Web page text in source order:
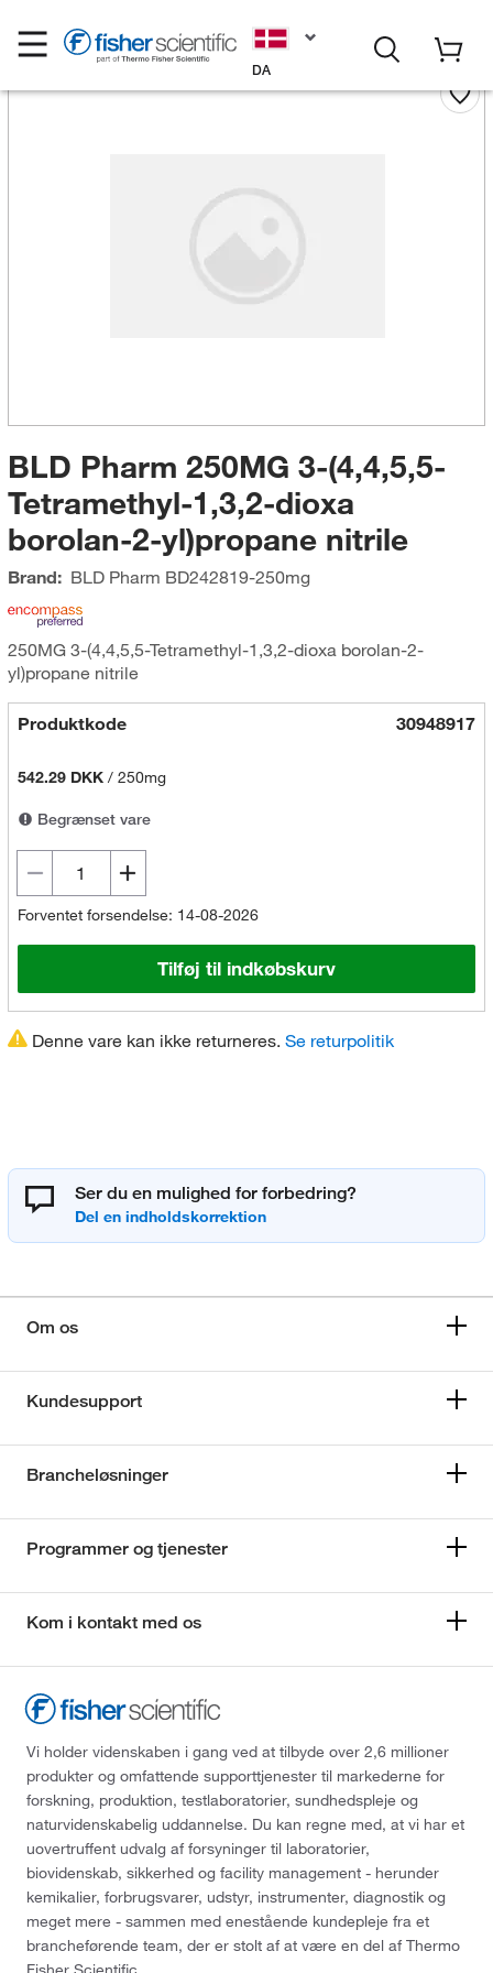
DA
BLD Pharm 250MG 3-(4,4,5,5-
Tetramethyl-1,3,2-dioxa
borolan-2-yl)propane nitrile
Brand: BLD Pharm BD242819-250mg
250MG 3-(4,4,5,5-Tetramethyl-1,3,2-dioxa borolan-2-
yl)propane nitrile
Produktkode 30948917
542.29 DKK/ 250mg
Begrænset vare
Forventet forsendelse: 14-08-2026
Tilføj til indkøbskurv
Denne vare kan ikke returneres. Se returpolitik
Ser du en mulighed for forbedring?
Om os
Kundesupport
Brancheløsninger
Programmer og tjenester
Kom i kontakt med os
Vi holder videnskaben i gang ved at tilbyde over 2,6 millioner
produkter og omfattende supporttjenester til markederne for
forskning, produktion, testlaboratorier, sundhedspleje og
naturvidenskabelig uddannelse. Du kan regne med, at vi har et
uovertruffent udvalg af forsyninger til laboratorier,
biovidenskab, sikkerhed og facility management - herunder
kemikalier, forbrugsvarer, udstyr, instrumenter, diagnostik og
meget mere - sammen med enestående kundepleje fra et
brancheførende team, der er stolt af at være en del af Thermo